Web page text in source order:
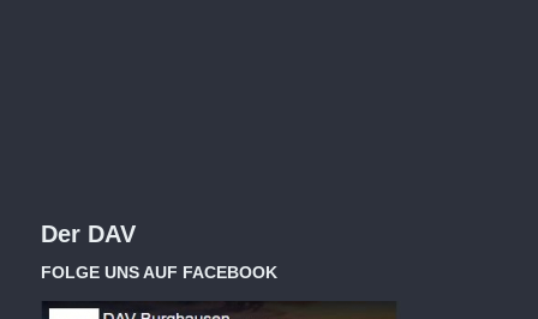
Der DAV
FOLGE UNS AUF FACEBOOK